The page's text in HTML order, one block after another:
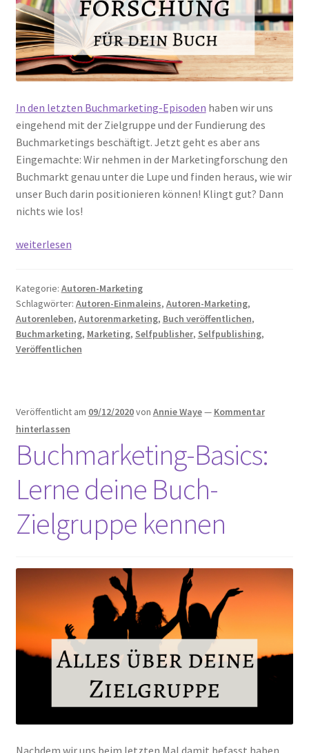
In den letzten Buchmarketing-Episoden haben wir uns
eingehend mit der Zielgruppe und der Fundierung des
Buchmarketings beschäftigt. Jetzt geht es aber ans
Eingemachte: Wir nehmen in der Marketingforschung den
Buchmarkt genau unter die Lupe und finden heraus, wie wir
unser Buch darin positionieren können! Klingt gut? Dann
nichts wie los!
Buchmarketing-
Marketingforschung
weiterlesen
Kategorie: Autoren-Marketing
Schlagwörter: Autoren-Einmaleins, Autoren-Marketing,
Autorenleben, Autorenmarketing, Buch veröffentlichen,
Buchmarketing, Marketing, Selfpublisher, Selfpublishing,
Veröffentlichen
Veröffentlicht am 09/12/2020von Annie Waye— Kommentar
hinterlassen
Buchmarketing-Basics:
Lerne deine Buch-
Zielgruppe kennen